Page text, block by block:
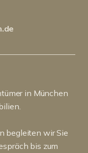
in München
begleiten wir Sie
bis zum